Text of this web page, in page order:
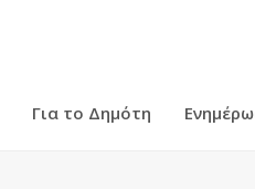
Για το Δημότη